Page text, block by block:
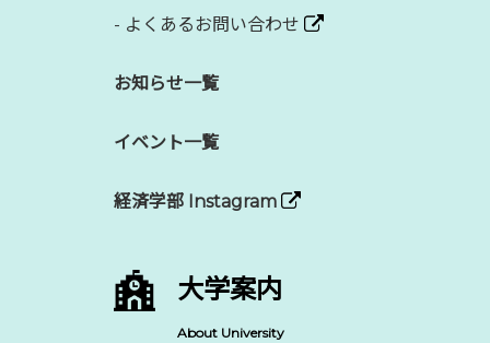
- よくあるお問い合わせ
お知らせ一覧
イベント一覧
経済学部 Instagram
大学案内
About University